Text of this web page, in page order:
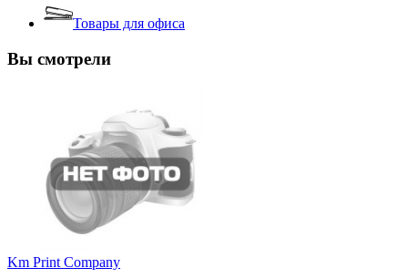
Товары для офиса
Вы смотрели
Km Print Company